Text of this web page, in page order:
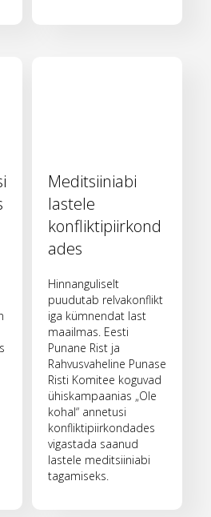
Meditsiiniabi
lastele
konfliktipiirkond
ades
Hinnanguliselt
puudutab relvakonflikt
iga kümnendat last
maailmas. Eesti
Punane Rist ja
Rahvusvaheline Punase
Risti Komitee koguvad
ühiskampaanias „Ole
kohal“ annetusi
konfliktipiirkondades
vigastada saanud
lastele meditsiiniabi
tagamiseks.